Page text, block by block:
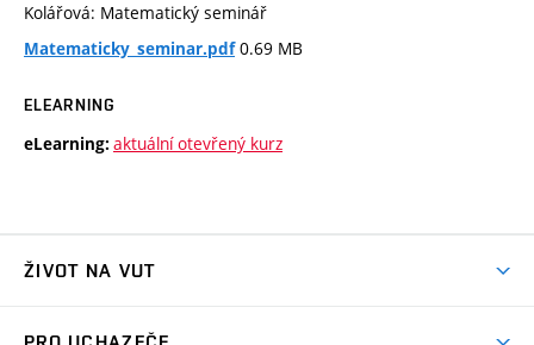
Kolářová: Matematický seminář
Matematicky_seminar.pdf0.69 MB
ELEARNING
eLearning: aktuální otevřený kurz
ŽIVOT NA VUT